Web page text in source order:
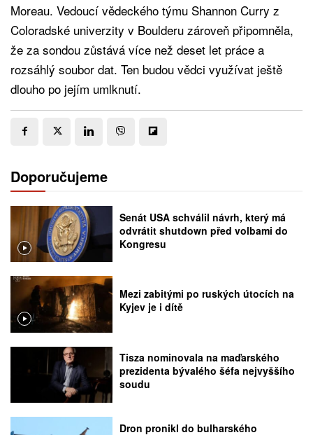
Moreau. Vedoucí vědeckého týmu Shannon Curry z
Coloradské univerzity v Boulderu zároveň připomněla,
že za sondou zůstává více než deset let práce a
rozsáhlý soubor dat. Ten budou vědci využívat ještě
dlouho po jejím umlknutí.
Doporučujeme
Senát USA schválil návrh, který má
odvrátit shutdown před volbami do
Kongresu
Mezi zabitými po ruských útocích na
Kyjev je i dítě
Tisza nominovala na maďarského
prezidenta bývalého šéfa nejvyššího
soudu
Dron pronikl do bulharského